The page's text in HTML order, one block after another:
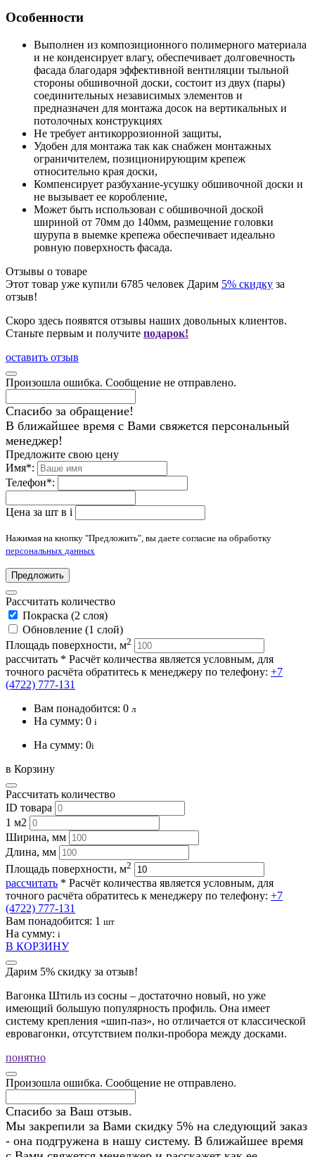
Особенности
Выполнен из композиционного полимерного материала
и не конденсирует влагу, обеспечивает долговечность
фасада благодаря эффективной вентиляции тыльной
стороны обшивочной доски, состоит из двух (пары)
соединительных независимых элементов и
предназначен для монтажа досок на вертикальных и
потолочных конструкциях
Не требует антикоррозионной защиты,
Удобен для монтажа так как снабжен монтажных
ограничителем, позиционирующим крепеж
относительно края доски,
Компенсирует разбухание-усушку обшивочной доски и
не вызывает ее коробление,
Может быть использован с обшивочной доской
шириной от 70мм до 140мм, размещение головки
шурупа в выемке крепежа обеспечивает идеально
ровную поверхность фасада.
Отзывы о товаре
Этот товар уже купили 6785 человек Дарим 5% скидку за
отзыв!
Скоро здесь появятся отзывы наших довольных клиентов.
Станьте первым и получите подарок!
оставить отзыв
Произошла ошибка. Сообщение не отправлено.
Спасибо за обращение!
В ближайшее время с Вами свяжется персональный
менеджер!
Предложите свою цену
Имя*:
Телефон*:
Цена за шт в i
Нажимая на кнопку "Предложить", вы даете согласие на обработку
персональных данных
Предложить
Рассчитать количество
Покраска (2 слоя)
Обновление (1 слой)
Площадь поверхности, м2
рассчитать * Расчёт количества является условным, для
точного расчёта обратитесь к менеджеру по телефону: +7
(4722) 777-131
Вам понадобится: 0 л
На сумму: 0 i
На сумму: 0i
в Корзину
Рассчитать количество
ID товара
1 м2
Ширина, мм
Длина, мм
Площадь поверхности, м2
рассчитать * Расчёт количества является условным, для
точного расчёта обратитесь к менеджеру по телефону: +7
(4722) 777-131
Вам понадобится: 1 шт
На сумму: i
В КОРЗИНУ
Дарим 5% скидку за отзыв!
Вагонка Штиль из сосны – достаточно новый, но уже
имеющий большую популярность профиль. Она имеет
систему крепления «шип-паз», но отличается от классической
евровагонки, отсутствием полки-пробора между досками.
понятно
Произошла ошибка. Сообщение не отправлено.
Спасибо за Ваш отзыв.
Мы закрепили за Вами скидку 5% на следующий заказ
- она подгружена в нашу систему. В ближайшее время